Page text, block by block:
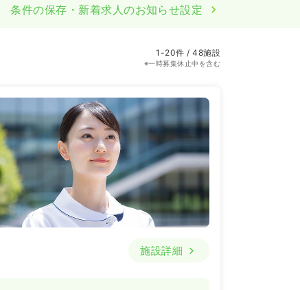
条件の保存・新着求人のお知らせ設定
1-20件 / 48施設
※一時募集休止中を含む
施設詳細